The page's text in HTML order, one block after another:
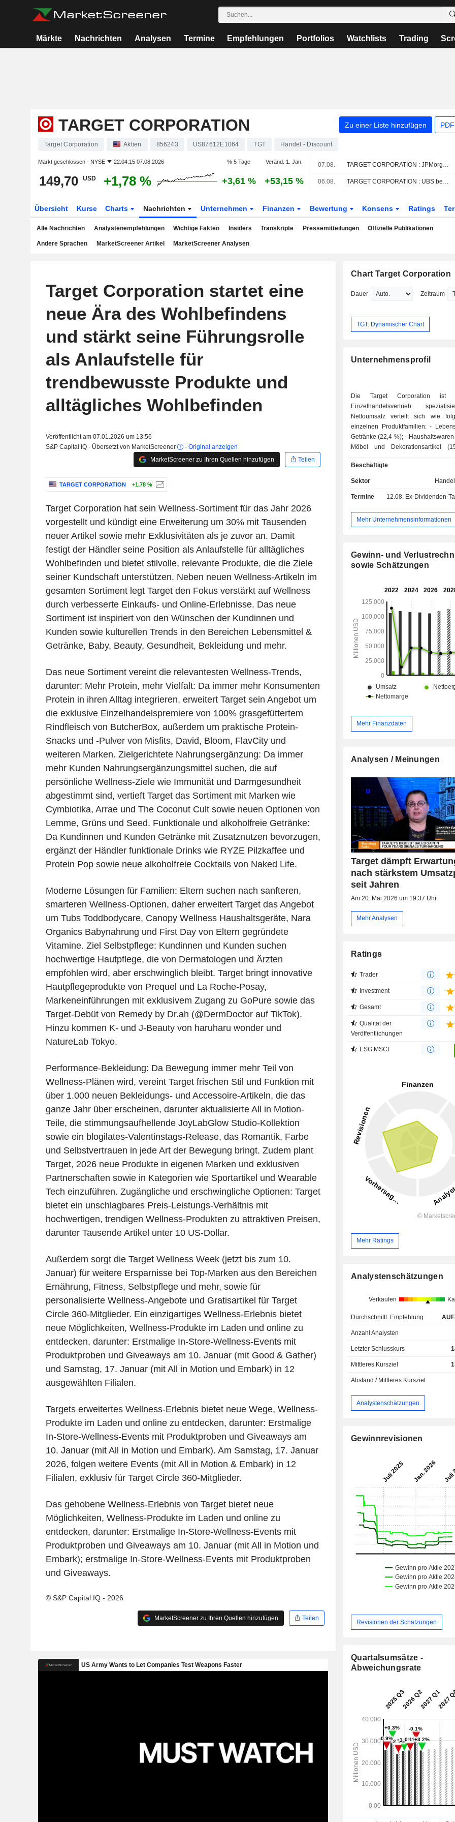
Märkte Nachrichten Analysen Termine Empfehlungen Portfolios Watchlists Trading
TARGET CORPORATION Zu einer Liste hinzufügen
Target Corporation Aktien 856243 US87612E1064 TGT Handel - Discount
Markt geschlossen - NYSE 22:04:15 07.08.2026 % 5 Tage Veränd. 1. Jan.
149,70 USD +1,78 % +3,61 % +53,15 %
07.08. TARGET CORPORATION : JPMorgan Chase bekräftigt seine Kaufempfehlung
06.08. TARGET CORPORATION : UBS behält die Bewertung Kaufen bei
Übersicht Kurse Charts Nachrichten Unternehmen Finanzen Bewertung Konsens Ratings
Alle Nachrichten Analystenempfehlungen Wichtige Fakten Insiders Transkripte Pressemitteilungen Offizielle Publikationen
Andere Sprachen MarketScreener Artikel MarketScreener Analysen
Target Corporation startet eine
neue Ära des Wohlbefindens
und stärkt seine Führungsrolle
als Anlaufstelle für
trendbewusste Produkte und
alltägliches Wohlbefinden
Veröffentlicht am 07.01.2026 um 13:56
S&P Capital IQ - Übersetzt von MarketScreener
- Original anzeigen
MarketScreener zu Ihren Quellen hinzufügen
Teilen
TARGET CORPORATION +1,78 %
Target Corporation hat sein Wellness-Sortiment für das Jahr 2026
vorgestellt und kündigt eine Erweiterung um 30% mit Tausenden
neuer Artikel sowie mehr Exklusivitäten als je zuvor an. Damit
festigt der Händler seine Position als Anlaufstelle für alltägliches
Wohlbefinden und bietet stilvolle, relevante Produkte, die die Ziele
seiner Kundschaft unterstützen. Neben neuen Wellness-Artikeln im
gesamten Sortiment legt Target den Fokus verstärkt auf Wellness
durch verbesserte Einkaufs- und Online-Erlebnisse. Das neue
Sortiment ist inspiriert von den Wünschen der Kundinnen und
Kunden sowie kulturellen Trends in den Bereichen Lebensmittel &
Getränke, Baby, Beauty, Gesundheit, Bekleidung und mehr.
Das neue Sortiment vereint die relevantesten Wellness-Trends,
darunter: Mehr Protein, mehr Vielfalt: Da immer mehr Konsumenten
Protein in ihren Alltag integrieren, erweitert Target sein Angebot um
die exklusive Einzelhandelspremiere von 100% grasgefüttertem
Rindfleisch von ButcherBox, außerdem um praktische Protein-
Snacks und -Pulver von Misfits, David, Bloom, FlavCity und
weiteren Marken. Zielgerichtete Nahrungsergänzung: Da immer
mehr Kunden Nahrungsergänzungsmittel suchen, die auf
persönliche Wellness-Ziele wie Immunität und Darmgesundheit
abgestimmt sind, vertieft Target das Sortiment mit Marken wie
Cymbiotika, Arrae und The Coconut Cult sowie neuen Optionen von
Lemme, Grüns und Seed. Funktionale und alkoholfreie Getränke:
Da Kundinnen und Kunden Getränke mit Zusatznutzen bevorzugen,
ergänzt der Händler funktionale Drinks wie RYZE Pilzkaffee und
Protein Pop sowie neue alkoholfreie Cocktails von Naked Life.
Moderne Lösungen für Familien: Eltern suchen nach sanfteren,
smarteren Wellness-Optionen, daher erweitert Target das Angebot
um Tubs Toddbodycare, Canopy Wellness Haushaltsgeräte, Nara
Organics Babynahrung und First Day von Eltern gegründete
Vitamine. Ziel Selbstpflege: Kundinnen und Kunden suchen
hochwertige Hautpflege, die von Dermatologen und Ärzten
empfohlen wird, aber erschwinglich bleibt. Target bringt innovative
Hautpflegeprodukte von Prequel und La Roche-Posay,
Markeneinführungen mit exklusivem Zugang zu GoPure sowie das
Target-Debüt von Remedy by Dr.ah (@DermDoctor auf TikTok).
Hinzu kommen K- und J-Beauty von haruharu wonder und
NatureLab Tokyo.
Performance-Bekleidung: Da Bewegung immer mehr Teil von
Wellness-Plänen wird, vereint Target frischen Stil und Funktion mit
über 1.000 neuen Bekleidungs- und Accessoire-Artikeln, die das
ganze Jahr über erscheinen, darunter aktualisierte All in Motion-
Teile, die stimmungsaufhellende JoyLabGlow Studio-Kollektion
sowie ein blogilates-Valentinstags-Release, das Romantik, Farbe
und Selbstvertrauen in jede Art der Bewegung bringt. Zudem plant
Target, 2026 neue Produkte in eigenen Marken und exklusiven
Partnerschaften sowie in Kategorien wie Sportartikel und Wearable
Tech einzuführen. Zugängliche und erschwingliche Optionen: Target
bietet ein unschlagbares Preis-Leistungs-Verhältnis mit
hochwertigen, trendigen Wellness-Produkten zu attraktiven Preisen,
darunter Tausende Artikel unter 10 US-Dollar.
Außerdem sorgt die Target Wellness Week (jetzt bis zum 10.
Januar) für weitere Ersparnisse bei Top-Marken aus den Bereichen
Ernährung, Fitness, Selbstpflege und mehr, sowie für
personalisierte Wellness-Angebote und Gratisartikel für Target
Circle 360-Mitglieder. Ein einzigartiges Wellness-Erlebnis bietet
neue Möglichkeiten, Wellness-Produkte im Laden und online zu
entdecken, darunter: Erstmalige In-Store-Wellness-Events mit
Produktproben und Giveaways am 10. Januar (mit Good & Gather)
und Samstag, 17. Januar (mit All in Motion und Embark) in 12
ausgewählten Filialen.
Targets erweitertes Wellness-Erlebnis bietet neue Wege, Wellness-
Produkte im Laden und online zu entdecken, darunter: Erstmalige
In-Store-Wellness-Events mit Produktproben und Giveaways am
10. Januar (mit All in Motion und Embark). Am Samstag, 17. Januar
2026, folgen weitere Events (mit All in Motion & Embark) in 12
Filialen, exklusiv für Target Circle 360-Mitglieder.
Das gehobene Wellness-Erlebnis von Target bietet neue
Möglichkeiten, Wellness-Produkte im Laden und online zu
entdecken, darunter: Erstmalige In-Store-Wellness-Events mit
Produktproben und Giveaways am 10. Januar (mit All in Motion und
Embark); erstmalige In-Store-Wellness-Events mit Produktproben
und Giveaways.
© S&P Capital IQ - 2026
MarketScreener zu Ihren Quellen hinzufügen Teilen
Chart Target Corporation
Dauer Zeitraum
TGT: Dynamischer Chart
Unternehmensprofil
Die Target Corporation ist
Einzelhandelsvertrieb
Nettoumsatz verteilt sich wie
einzelnen Produktfamilien: - Lebensmittel und
Getränke (22,4 %); - Haushaltswaren (17,5 %); -
Möbel und Dekorationsartikel
Gebrauchsgüter (14,8 %):
Videospiele und Konsolen,
Reiseartikel; - Kosmetikprodukte (12,4 %); -
die Produkte über ein Netzwerk
Filialen in den Vereinigten Staaten
Vereinigten Staaten erzielt.
Beschäftigte
Sektor
Termine 12.08. Ex-Dividenden-Tag -
Mehr Unternehmensinformationen
Gewinn- und
sowie Schätzungen
Mehr Finanzdaten
Analysen / Meinungen
Target dämpft
nach stärkstem
seit Jahren
Am 20. Mai 2026 um 19:37 Uhr
Mehr Analysen
Ratings
Trader
Investment
Gesamt
Qualität der
Veröffentlichungen
ESG MSCI
Mehr Ratings
Analystenschätzungen
Verkaufen
Durchschnittl. Empfehlung
Anzahl Analysten
Letzter Schlusskurs
Mittleres Kursziel
Abstand / Mittleres Kursziel
Analystenschätzungen
Gewinnrevisionen
Revisionen der Schätzungen
Quartalsumsätze -
Abweichungsrate